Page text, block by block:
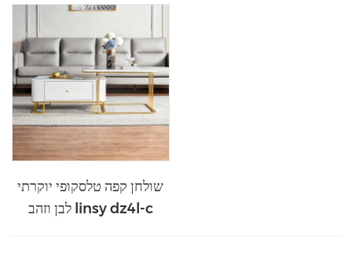
שולחן קפה טלסקופי יוקרתי
לבן וזהב linsy dz4l-c